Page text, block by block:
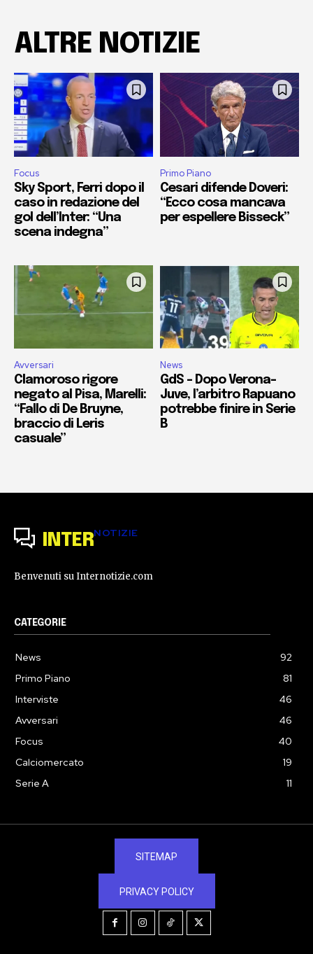
ALTRE NOTIZIE
Focus
Sky Sport, Ferri dopo il
caso in redazione del
gol dell’Inter: “Una
scena indegna”
Primo Piano
Cesari difende Doveri:
“Ecco cosa mancava
per espellere Bisseck”
Avversari
Clamoroso rigore
negato al Pisa, Marelli:
“Fallo di De Bruyne,
braccio di Leris
casuale”
News
GdS – Dopo Verona-
Juve, l’arbitro Rapuano
potrebbe finire in Serie
B
INTERNOTIZIE
Benvenuti su Internotizie.com
CATEGORIE
News
92
Primo Piano
81
Interviste
46
Avversari
46
Focus
40
Calciomercato
19
Serie A
11
SITEMAP
PRIVACY POLICY